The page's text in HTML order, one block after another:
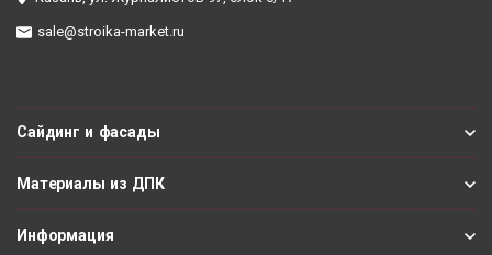
sale@stroika-market.ru
Сайдинг и фасады
Материалы из ДПК
Информация